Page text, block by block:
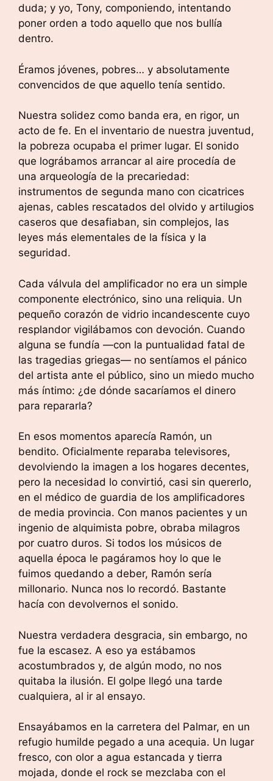
duda; y yo, Tony, componiendo, intentando
poner orden a todo aquello que nos bullía
dentro.
Éramos jóvenes, pobres… y absolutamente
convencidos de que aquello tenía sentido.
Nuestra solidez como banda era, en rigor, un
acto de fe. En el inventario de nuestra juventud,
la pobreza ocupaba el primer lugar. El sonido
que lográbamos arrancar al aire procedía de
una arqueología de la precariedad:
instrumentos de segunda mano con cicatrices
ajenas, cables rescatados del olvido y artilugios
caseros que desafiaban, sin complejos, las
leyes más elementales de la física y la
seguridad.
Cada válvula del amplificador no era un simple
componente electrónico, sino una reliquia. Un
pequeño corazón de vidrio incandescente cuyo
resplandor vigilábamos con devoción. Cuando
alguna se fundía —con la puntualidad fatal de
las tragedias griegas— no sentíamos el pánico
del artista ante el público, sino un miedo mucho
más íntimo: ¿de dónde sacaríamos el dinero
para repararla?
En esos momentos aparecía Ramón, un
bendito. Oficialmente reparaba televisores,
devolviendo la imagen a los hogares decentes,
pero la necesidad lo convirtió, casi sin quererlo,
en el médico de guardia de los amplificadores
de media provincia. Con manos pacientes y un
ingenio de alquimista pobre, obraba milagros
por cuatro duros. Si todos los músicos de
aquella época le pagáramos hoy lo que le
fuimos quedando a deber, Ramón sería
millonario. Nunca nos lo recordó. Bastante
hacía con devolvernos el sonido.
Nuestra verdadera desgracia, sin embargo, no
fue la escasez. A eso ya estábamos
acostumbrados y, de algún modo, no nos
quitaba la ilusión. El golpe llegó una tarde
cualquiera, al ir al ensayo.
Ensayábamos en la carretera del Palmar, en un
refugio humilde pegado a una acequia. Un lugar
fresco, con olor a agua estancada y tierra
mojada, donde el rock se mezclaba con el